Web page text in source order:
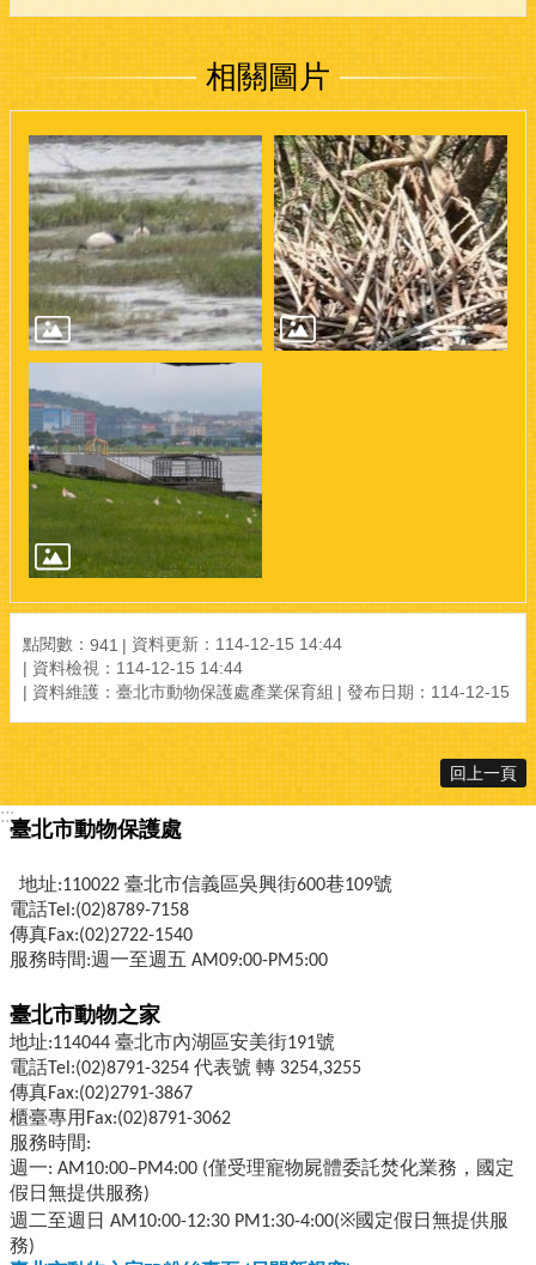
相關圖片
點閱數： 941
資料更新：114-12-15 14:44
資料檢視：114-12-15 14:44
資料維護：臺北市動物保護處產業保育組
發布日期：114-12-15
回上一頁
:::
臺北市動物保護處
地址:110022 臺北市信義區吳興街600巷109號
電話Tel:(02)8789-7158
傳真Fax:(02)2722-1540
服務時間:週一至週五 AM09:00-PM5:00
臺北市動物之家
地址:114044 臺北市內湖區安美街191號
電話Tel:(02)8791-3254 代表號 轉 3254,3255
傳真Fax:(02)2791-3867
櫃臺專用Fax:(02)8791-3062
服務時間:
週一: AM10:00–PM4:00 (僅受理寵物屍體委託焚化業務，國定
假日無提供服務)
週二至週日 AM10:00-12:30 PM1:30-4:00(※國定假日無提供服
務)